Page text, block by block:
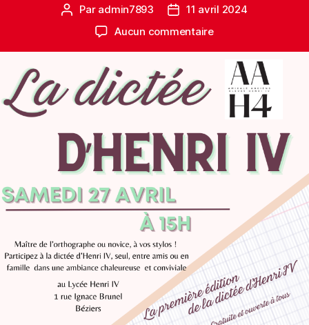
Auteur
l’article
Par admin7893
Date11 avril 2024
Aucun commentairesur
DICTEE
D’HENRI